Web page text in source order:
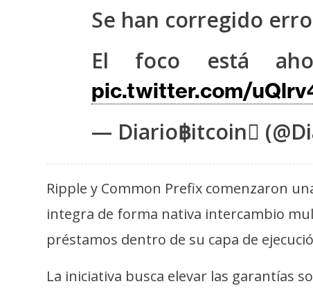
e
u
r
s
s
Se han corregido
El foco está
pic.twitter.com/
— Diario฿itcoin
Ripple y Common Prefix comenzaron
integra de forma nativa intercambio
préstamos dentro de su capa de
La iniciativa busca elevar las garantías